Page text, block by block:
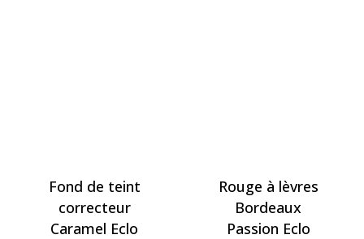
Fond de teint
correcteur
Caramel Eclo
Rouge à lèvres
Bordeaux
Passion Eclo